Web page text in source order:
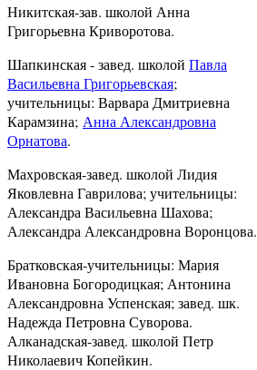
Никитская-зав. школой Анна
Григорьевна Криворотова.
Шапкинская - завед. школой Павла
Васильевна Григорьевская;
учительницы: Варвара Дмитриевна
Карамзина; Анна Александровна
Орнатова.
Махровская-завед. школой Лидия
Яковлевна Гаврилова; учительницы:
Александра Васильевна Шахова;
Александра Александровна Воронцова.
Братковская-учительницы: Мария
Ивановна Богородицкая; Антонина
Александровна Успенская; завед. шк.
Надежда Петровна Суворова.
Алканадская-завед. школой Петр
Николаевич Копейкин.